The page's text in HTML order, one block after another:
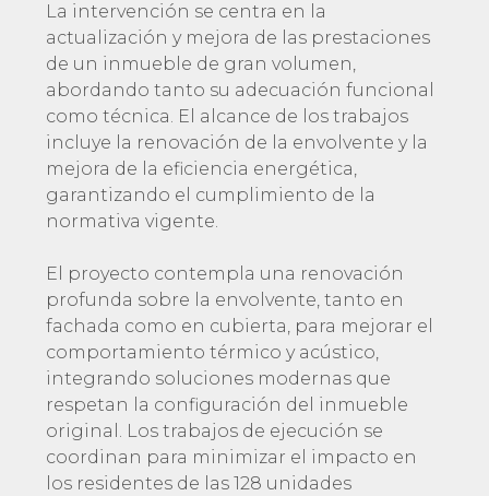
La intervención se centra en la
actualización y mejora de las prestaciones
de un inmueble de gran volumen,
abordando tanto su adecuación funcional
como técnica. El alcance de los trabajos
incluye la renovación de la envolvente y la
mejora de la eficiencia energética,
garantizando el cumplimiento de la
normativa vigente.
El proyecto contempla una renovación
profunda sobre la envolvente, tanto en
fachada como en cubierta, para mejorar el
comportamiento térmico y acústico,
integrando soluciones modernas que
respetan la configuración del inmueble
original. Los trabajos de ejecución se
coordinan para minimizar el impacto en
los residentes de las 128 unidades